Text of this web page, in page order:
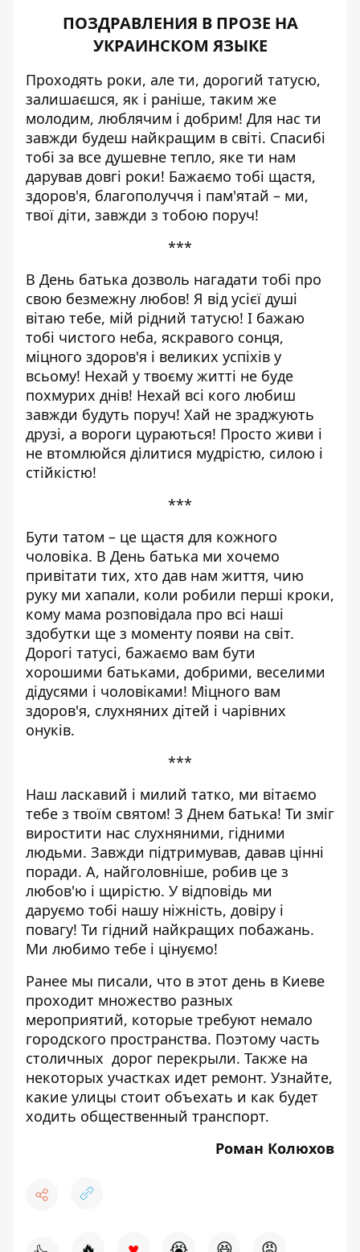
ПОЗДРАВЛЕНИЯ В ПРОЗЕ НА
УКРАИНСКОМ ЯЗЫКЕ
Проходять роки, але ти, дорогий татусю,
залишаєшся, як і раніше, таким же
молодим, люблячим і добрим! Для нас ти
завжди будеш найкращим в світі. Спасибі
тобі за все душевне тепло, яке ти нам
дарував довгі роки! Бажаємо тобі щастя,
здоров'я, благополуччя і пам'ятай – ми,
твої діти, завжди з тобою поруч!
***
В День батька дозволь нагадати тобі про
свою безмежну любов! Я від усієї душі
вітаю тебе, мій рідний татусю! І бажаю
тобі чистого неба, яскравого сонця,
міцного здоров'я і великих успіхів у
всьому! Нехай у твоєму житті не буде
похмурих днів! Нехай всі кого любиш
завжди будуть поруч! Хай не зраджують
друзі, а вороги цураються! Просто живи і
не втомлюйся ділитися мудрістю, силою і
стійкістю!
***
Бути татом – це щастя для кожного
чоловіка. В День батька ми хочемо
привітати тих, хто дав нам життя, чию
руку ми хапали, коли робили перші кроки,
кому мама розповідала про всі наші
здобутки ще з моменту появи на світ.
Дорогі татусі, бажаємо вам бути
хорошими батьками, добрими, веселими
дідусями і чоловіками! Міцного вам
здоров'я, слухняних дітей і чарівних
онуків.
***
Наш ласкавий і милий татко, ми вітаємо
тебе з твоїм святом! З Днем батька! Ти зміг
виростити нас слухняними, гідними
людьми. Завжди підтримував, давав цінні
поради. А, найголовніше, робив це з
любов'ю і щирістю. У відповідь ми
даруємо тобі нашу ніжність, довіру і
повагу! Ти гідний найкращих побажань.
Ми любимо тебе і цінуємо!
Ранее мы писали, что в этот день в Киеве
проходит множество разных
мероприятий, которые требуют немало
городского пространства. Поэтому часть
столичных дорог перекрыли. Также на
некоторых участках идет ремонт. Узнайте,
какие улицы стоит объехать и как будет
ходить общественный транспорт.
Роман Колюхов